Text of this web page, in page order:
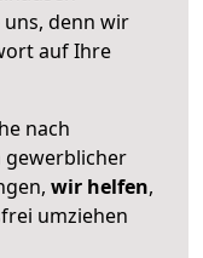
uns, denn wir
auf Ihre
nach
gewerblicher
wir helfen,
umziehen